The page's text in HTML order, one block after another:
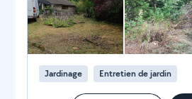
Jardinage Entretien de jardin